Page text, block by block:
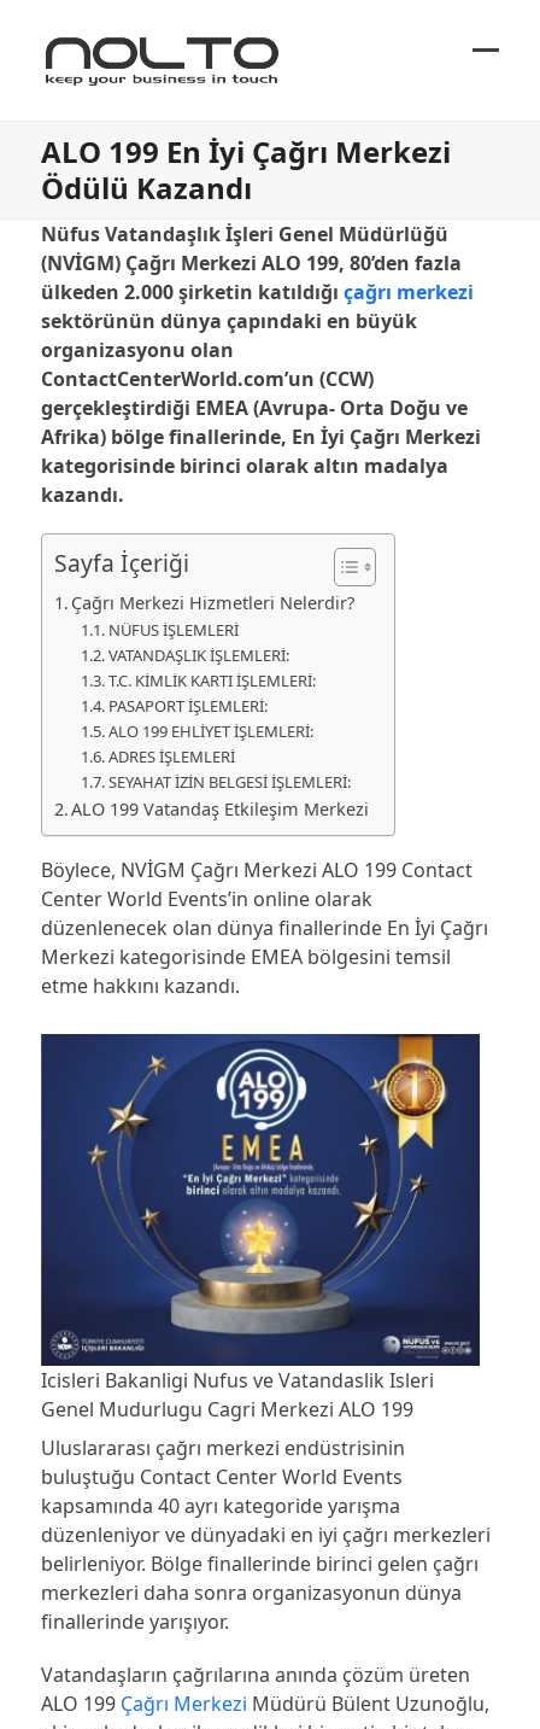
ALO 199 En İyi Çağrı Merkezi
Ödülü Kazandı
Nüfus Vatandaşlık İşleri Genel Müdürlüğü
(NVİGM) Çağrı Merkezi ALO 199, 80’den fazla
ülkeden 2.000 şirketin katıldığı çağrı merkezi
sektörünün dünya çapındaki en büyük
organizasyonu olan
ContactCenterWorld.com’un (CCW)
gerçekleştirdiği EMEA (Avrupa- Orta Doğu ve
Afrika) bölge finallerinde, En İyi Çağrı Merkezi
kategorisinde birinci olarak altın madalya
kazandı.
Sayfa İçeriği
Çağrı Merkezi Hizmetleri Nelerdir?
NÜFUS İŞLEMLERİ
VATANDAŞLIK İŞLEMLERİ:
T.C. KİMLİK KARTI İŞLEMLERİ:
PASAPORT İŞLEMLERİ:
ALO 199 EHLİYET İŞLEMLERİ:
ADRES İŞLEMLERİ
SEYAHAT İZİN BELGESİ İŞLEMLERİ:
ALO 199 Vatandaş Etkileşim Merkezi
Böylece, NVİGM Çağrı Merkezi ALO 199 Contact
Center World Events’in online olarak
düzenlenecek olan dünya finallerinde En İyi Çağrı
Merkezi kategorisinde EMEA bölgesini temsil
etme hakkını kazandı.
Icisleri Bakanligi Nufus ve Vatandaslik Isleri
Genel Mudurlugu Cagri Merkezi ALO 199
Uluslararası çağrı merkezi endüstrisinin
buluştuğu Contact Center World Events
kapsamında 40 ayrı kategoride yarışma
düzenleniyor ve dünyadaki en iyi çağrı merkezleri
belirleniyor. Bölge finallerinde birinci gelen çağrı
merkezleri daha sonra organizasyonun dünya
finallerinde yarışıyor.
Vatandaşların çağrılarına anında çözüm üreten
ALO 199 Çağrı Merkezi Müdürü Bülent Uzunoğlu,